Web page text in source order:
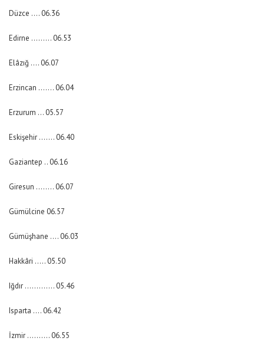
Düzce …. 06.36
Edirne ……… 06.53
Elâzığ …. 06.07
Erzincan ……. 06.04
Erzurum … 05.57
Eskişehir ……. 06.40
Gaziantep .. 06.16
Giresun …….. 06.07
Gümülcine 06.57
Gümüşhane …. 06.03
Hakkâri ….. 05.50
Iğdır …………. 05.46
Isparta …. 06.42
İzmir ………. 06.55